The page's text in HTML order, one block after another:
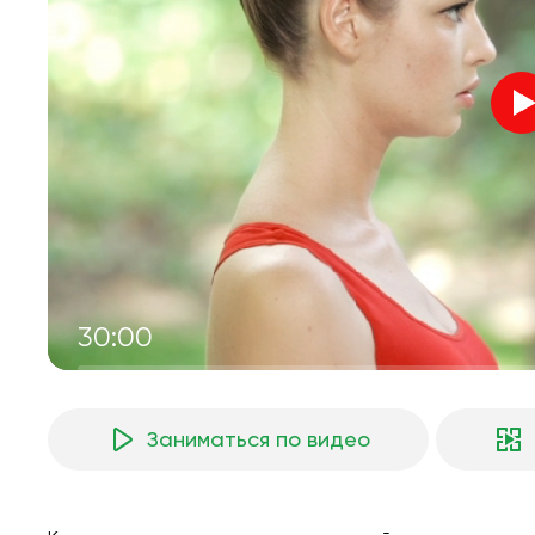
30:00
Заниматься по видео